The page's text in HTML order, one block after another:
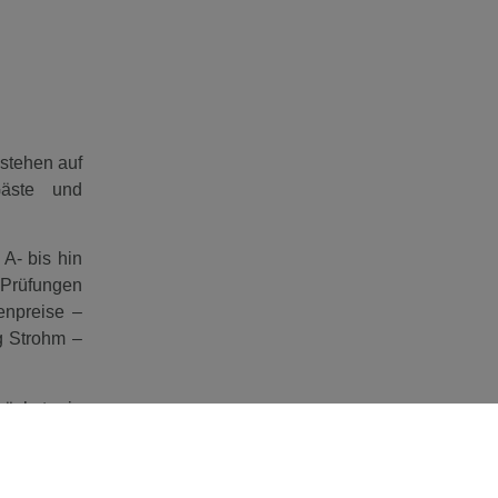
auf
und
A- bis hin
–
Strohm –
ein